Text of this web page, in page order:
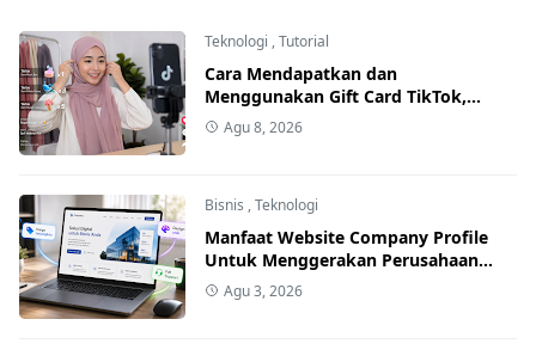
Teknologi ,Tutorial
Cara Mendapatkan dan
Menggunakan Gift Card TikTok,
Lengkap!
Agu 8, 2026
Bisnis ,Teknologi
Manfaat Website Company Profile
Untuk Menggerakan Perusahaan
Ditengah Ekonomi Yang Kurang
Stabil
Agu 3, 2026